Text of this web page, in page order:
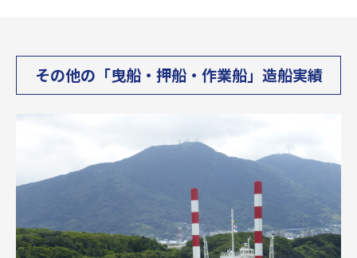
その他の「曳船・押船・作業船」造船実績